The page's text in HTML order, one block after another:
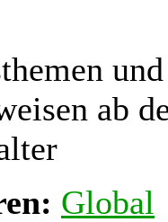
ab
Global